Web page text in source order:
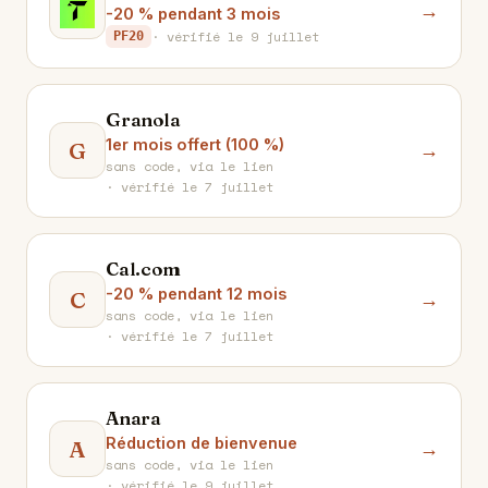
T -20 % pendant 3 mois
PF20 · vérifié le 9 juillet
→
G
Granola
1er mois offert (100 %)
sans code, via le lien
· vérifié le 7 juillet
→
C
Cal.com
-20 % pendant 12 mois
sans code, via le lien
· vérifié le 7 juillet
→
A
Anara
Réduction de bienvenue
sans code, via le lien
→